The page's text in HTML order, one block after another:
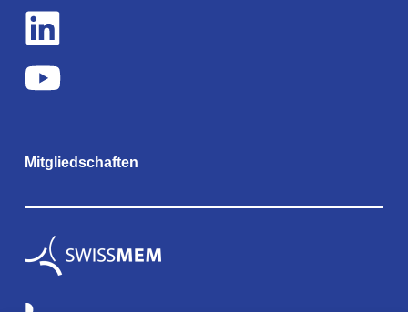
Mitgliedschaften